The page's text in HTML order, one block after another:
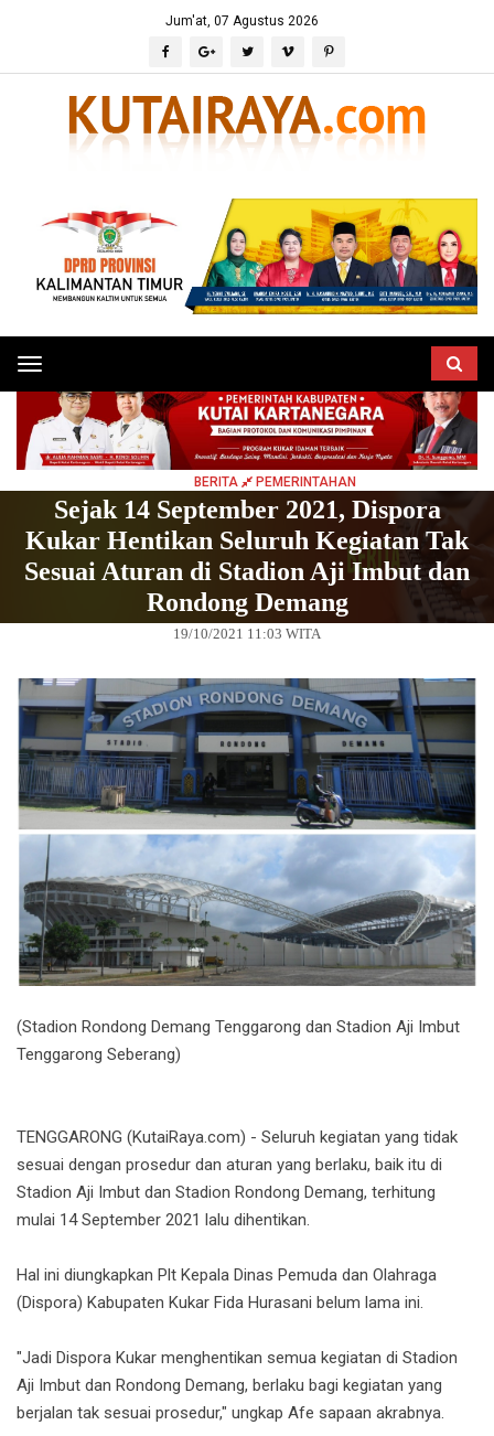
Jum'at, 07 Agustus 2026
Toggle
navigation
BERITA PEMERINTAHAN
Sejak 14 September 2021, Dispora
Kukar Hentikan Seluruh Kegiatan Tak
Sesuai Aturan di Stadion Aji Imbut dan
Rondong Demang
19/10/2021 11:03 WITA
(Stadion Rondong Demang Tenggarong dan Stadion Aji Imbut
Tenggarong Seberang)
TENGGARONG (KutaiRaya.com) - Seluruh kegiatan yang tidak
sesuai dengan prosedur dan aturan yang berlaku, baik itu di
Stadion Aji Imbut dan Stadion Rondong Demang, terhitung
mulai 14 September 2021 lalu dihentikan.
Hal ini diungkapkan Plt Kepala Dinas Pemuda dan Olahraga
(Dispora) Kabupaten Kukar Fida Hurasani belum lama ini.
"Jadi Dispora Kukar menghentikan semua kegiatan di Stadion
Aji Imbut dan Rondong Demang, berlaku bagi kegiatan yang
berjalan tak sesuai prosedur," ungkap Afe sapaan akrabnya.